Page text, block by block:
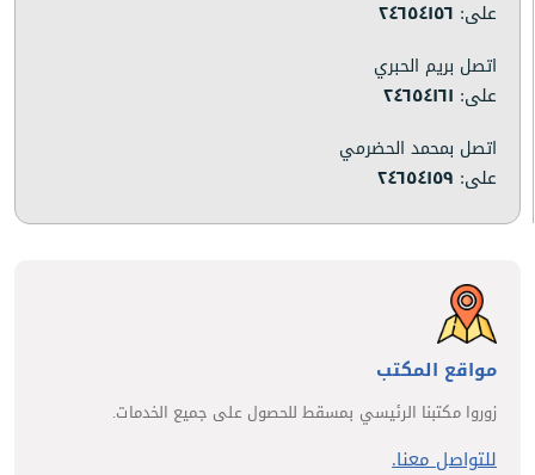
على: ٢٤٦٥٤١٥٦
اتصل بريم الحبري
على: ٢٤٦٥٤١٦١
اتصل بمحمد الحضرمي
على: ٢٤٦٥٤١٥٩
مواقع المكتب
زوروا مكتبنا الرئيسي بمسقط للحصول على جميع الخدمات.
للتواصل معنا.